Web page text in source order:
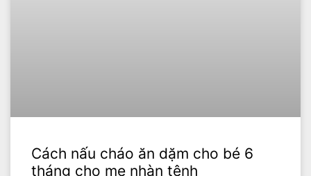
Cách nấu cháo ăn dặm cho bé 6
tháng cho mẹ nhàn tênh